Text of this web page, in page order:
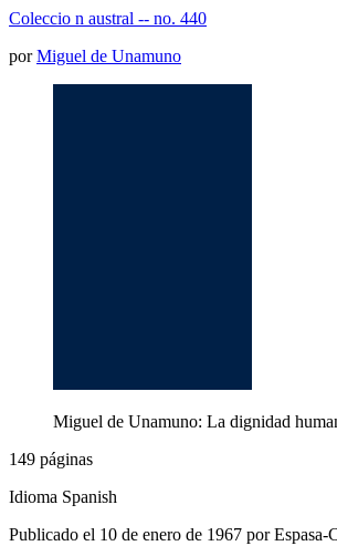
Coleccio n austral -- no. 440
porMiguel de Unamuno
Miguel de Unamuno: La dignidad
149 páginas
Idioma Spanish
Publicado el 10 de enero de 1967 por Espasa-